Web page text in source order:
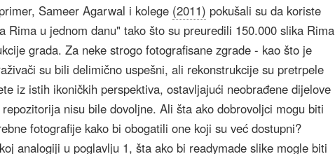
Sameer Agarwal i kolege (2011) pokušali su da koriste
Rima u jednom danu" tako što su preuredili 150.000 slika Rima
grada. Za neke strogo fotografisane zgrade - kao što je
su bili delimično uspešni, ali rekonstrukcije su pretrpele
iz istih ikoničkih perspektiva, ostavljajući neobrađene dijelove
nisu bile dovoljne. Ali šta ako dobrovoljci mogu biti
fotografije kako bi obogatili one koji su već dostupni?
analogiji u poglavlju 1, šta ako bi readymade slike mogle biti